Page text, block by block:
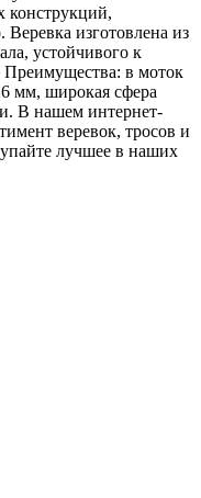
конструкций,
Веревка изготовлена из
устойчивого к
Преимущества: в моток
мм, широкая сфера
В нашем интернет-
веревок, тросов и
лучшее в наших